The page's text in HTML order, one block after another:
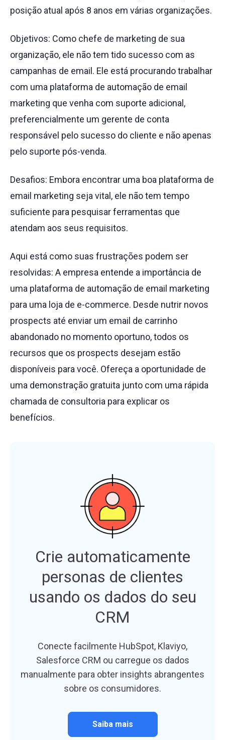
posição atual após 8 anos em várias organizações.
Objetivos: Como chefe de marketing de sua
organização, ele não tem tido sucesso com as
campanhas de email. Ele está procurando trabalhar
com uma plataforma de automação de email
marketing que venha com suporte adicional,
preferencialmente um gerente de conta
responsável pelo sucesso do cliente e não apenas
pelo suporte pós-venda.
Desafios: Embora encontrar uma boa plataforma de
email marketing seja vital, ele não tem tempo
suficiente para pesquisar ferramentas que
atendam aos seus requisitos.
Aqui está como suas frustrações podem ser
resolvidas: A empresa entende a importância de
uma plataforma de automação de email marketing
para uma loja de e-commerce. Desde nutrir novos
prospects até enviar um email de carrinho
abandonado no momento oportuno, todos os
recursos que os prospects desejam estão
disponíveis para você. Ofereça a oportunidade de
uma demonstração gratuita junto com uma rápida
chamada de consultoria para explicar os
benefícios.
Crie automaticamente
personas de clientes
usando os dados do seu
CRM
Conecte facilmente HubSpot, Klaviyo,
Salesforce CRM ou carregue os dados
manualmente para obter insights abrangentes
sobre os consumidores.
Saiba mais